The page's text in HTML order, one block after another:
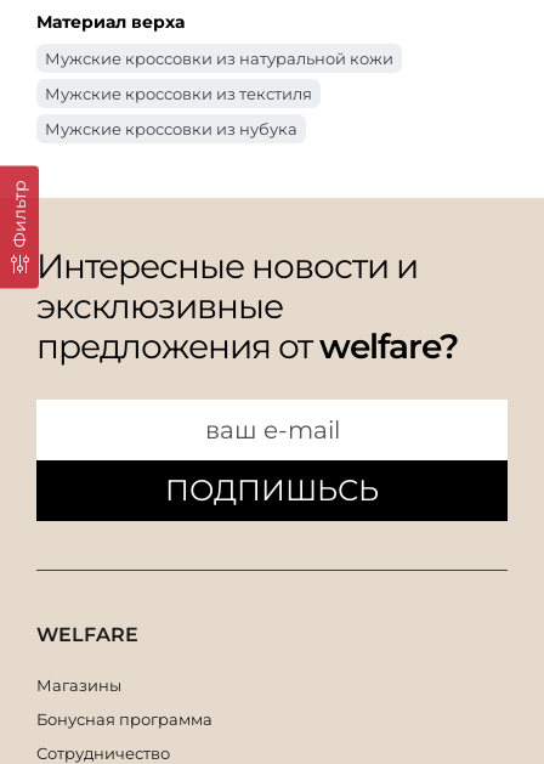
Фильтр
Мужские кроссовки с подкладкой из байки
Материал верха
Мужские кроссовки из натуральной кожи
Мужские кроссовки из текстиля
Мужские кроссовки из нубука
Интересные новости и
эксклюзивные
предложения отwelfare?
ПОДПИШЬСЬ
WELFARE
Магазины
Бонусная программа
Сотрудничество